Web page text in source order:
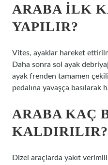
ARABA ILK
YAPILIR?
Vites, ayaklar hareket
Daha sonra sol ayak
ayak frenden tamamen
pedalına yavaşça basılarak
ARABA KAÇ
KALDIRILIR?
Dizel araçlarda yakıt